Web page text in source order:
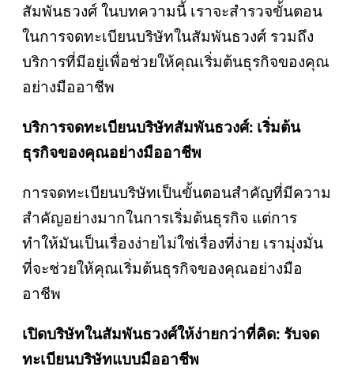
สัมพันธวงศ์ ในบทความนี้ เราจะสำรวจขั้นตอน
ในการจดทะเบียนบริษัทในสัมพันธวงศ์ รวมถึง
บริการที่มีอยู่เพื่อช่วยให้คุณเริ่มต้นธุรกิจของคุณ
อย่างมืออาชีพ
บริการจดทะเบียนบริษัทสัมพันธวงศ์: เริ่มต้น
ธุรกิจของคุณอย่างมืออาชีพ
การจดทะเบียนบริษัทเป็นขั้นตอนสำคัญที่มีความ
สำคัญอย่างมากในการเริ่มต้นธุรกิจ แต่การ
ทำให้มันเป็นเรื่องง่ายไม่ใช่เรื่องที่ง่าย เรามุ่งมั่น
ที่จะช่วยให้คุณเริ่มต้นธุรกิจของคุณอย่างมือ
อาชีพ
เปิดบริษัทในสัมพันธวงศ์ให้ง่ายกว่าที่คิด: รับจด
ทะเบียนบริษัทแบบมืออาชีพ